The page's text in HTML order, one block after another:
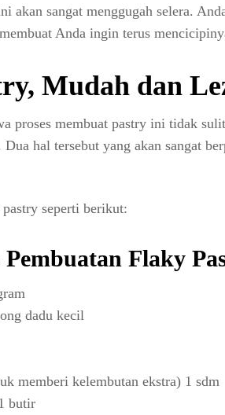
akan sangat menggugah selera.
Anda ingin terus
Mudah dan
proses membuat pastry ini tidak
hal tersebut yang akan sangat
seperti berikut:
Flaky
dadu kecil
memberi kelembutan ekstra) 1 sdm
butir